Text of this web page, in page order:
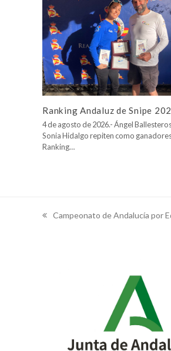
Ranking Andaluz de Snipe
4 de agosto de 2026.- Ángel
Sonia Hidalgo repiten como
Ranking…
previous
Campeonato de Andalucía por